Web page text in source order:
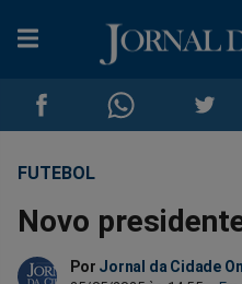
Compartilhar
no
Compartilhar
no
no
FUTEBOL
Novo
Por Jornal da Cidade